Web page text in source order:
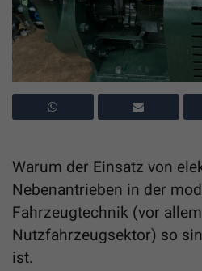
Warum der Einsatz von
Nebenantrieben in der
Fahrzeugtechnik (vor
Nutzfahrzeugsektor) so
ist.